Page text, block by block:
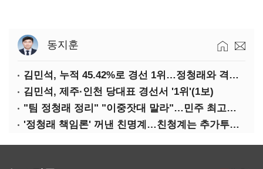
동지훈
김민석, 누적 45.42%로 경선 1위…정청래와 격차 0.86%p(2보)
김민석, 제주·인천 당대표 경선서 '1위'(1보)
"팀 정청래 정리" "이중잣대 말라"…민주 최고위원 계파 다툼 격화
'정청래 책임론' 꺼낸 친명계…친청계는 추가투표 때리기